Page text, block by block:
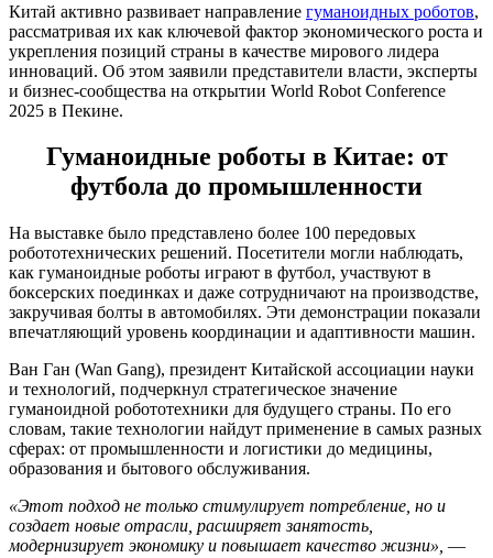
Китай активно развивает направление гуманоидных роботов,
рассматривая их как ключевой фактор экономического роста и
укрепления позиций страны в качестве мирового лидера
инноваций. Об этом заявили представители власти, эксперты
и бизнес-сообщества на открытии World Robot Conference
2025 в Пекине.
Гуманоидные роботы в Китае: от
футбола до промышленности
На выставке было представлено более 100 передовых
робототехнических решений. Посетители могли наблюдать,
как гуманоидные роботы играют в футбол, участвуют в
боксерских поединках и даже сотрудничают на производстве,
закручивая болты в автомобилях. Эти демонстрации показали
впечатляющий уровень координации и адаптивности машин.
Ван Ган (Wan Gang), президент Китайской ассоциации науки
и технологий, подчеркнул стратегическое значение
гуманоидной робототехники для будущего страны. По его
словам, такие технологии найдут применение в самых разных
сферах: от промышленности и логистики до медицины,
образования и бытового обслуживания.
«Этот подход не только стимулирует потребление, но и
создает новые отрасли, расширяет занятость,
модернизирует экономику и повышает качество жизни», —